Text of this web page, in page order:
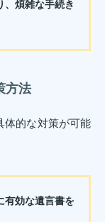
、煩雑な手続き
方法
体的な対策が可能
有効な遺言書を